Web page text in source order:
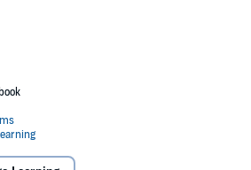
porque no nos gusta estudiar,
tenemos cosas más divertidas que
ocasión no solamente lanzamos un
además lo hacemos para que disfrutes.
con músicos profesionales, con la
incluso en alguna con la del mismísimo
de aquí vamos a aprender inglés juntos.